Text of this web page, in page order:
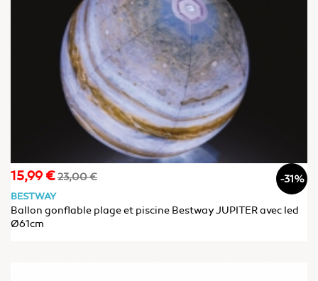
Prix
15,99 €Prix
23,00 € -31%
BESTWAY
Ballon gonflable plage et piscine Bestway JUPITER avec led
Ø61cm